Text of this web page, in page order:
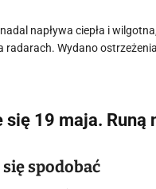
napływa ciepła i
radarach. Wydano
się 19 maja. Runą
się spodobać